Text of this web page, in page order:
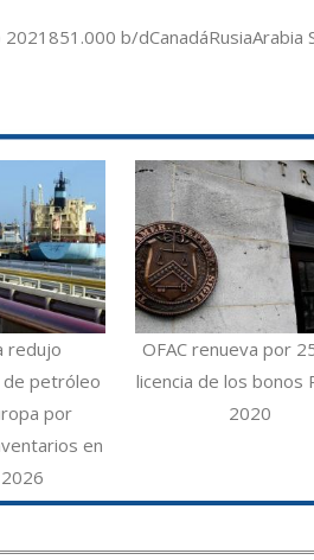
2021851.000 b/dCanadáRusiaArabia
redujo
petróleo
por
en
OFAC renueva por
licencia de los bonos
2020